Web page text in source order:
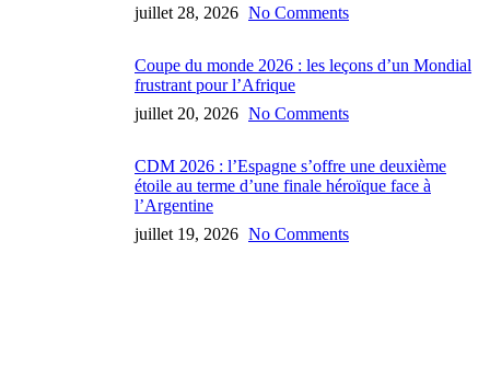
juillet 28, 2026 No Comments
Coupe du monde 2026 : les leçons d’un Mondial
frustrant pour l’Afrique
juillet 20, 2026 No Comments
CDM 2026 : l’Espagne s’offre une deuxième
étoile au terme d’une finale héroïque face à
l’Argentine
juillet 19, 2026 No Comments